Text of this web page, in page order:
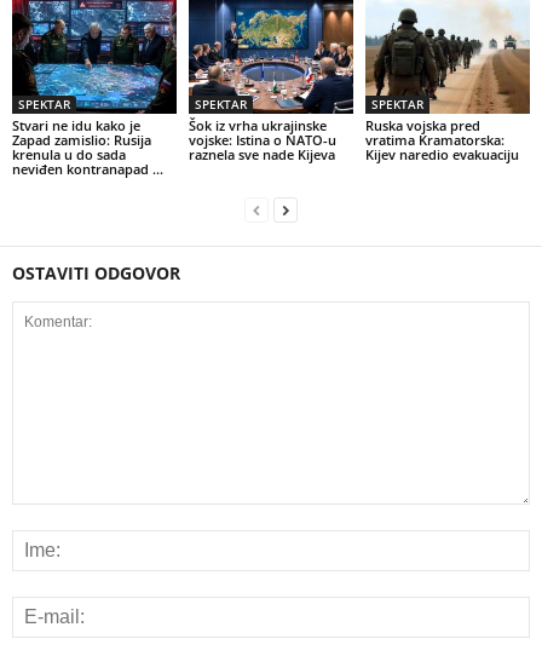
SPEKTAR
Stvari ne idu kako je
Zapad zamislio: Rusija
krenula u do sada
neviđen kontranapad …
SPEKTAR
Šok iz vrha ukrajinske
vojske: Istina o NATO-u
raznela sve nade Kijeva
SPEKTAR
Ruska vojska pred
vratima Kramatorska:
Kijev naredio evakuaciju
OSTAVITI ODGOVOR